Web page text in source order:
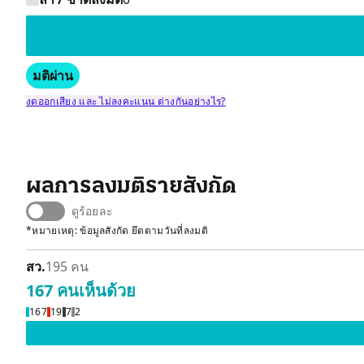
มติผ่าน
งดออกเสียง และ ไม่ลงคะแนน ต่างกันอย่างไร?
ผลการลงมติรายสังกัด
ดูร้อยละ
*หมายเหตุ: ข้อมูลสังกัด ยึดตามวันที่ลงมติ
สว.195 คน
167 คนเห็นด้วย
167 19 7 2